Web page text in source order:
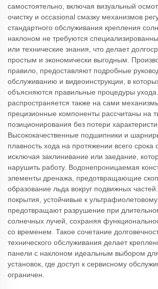
самостоятельно, включая визуальный
очистку и occasional смазку механизмов
стандартного обслуживания крепления
наклоном не требуются
или технические знания, что делает
простым и экономически выгодным.
правило, предоставляют подробные
обслуживанию и видеоинструкции, в
объясняются правильные процедуры
распространяется также на сами
прецизионные компоненты рассчитаны на
позиционирования без потери
Высококачественные подшипники и
плавность хода на протяжении всего срока
исключая заклинивание или заедание,
нарушить работу. Водонепроницаемая
элементы дренажа, предотвращающие
образование льда вокруг подвижных
покрытия, устойчивые к
предотвращают разрушение при
солнечных лучей, сохраняя
со временем. Такое сочетание
технического обслуживания делает
панели с наклоном идеальным выбором
установок, где доступ к сервисному
ограничен.